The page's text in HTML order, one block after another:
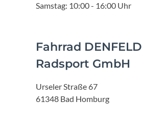
Samstag: 10:00 - 16:00 Uhr
Fahrrad DENFELD
Radsport GmbH
Urseler Straße 67
61348 Bad Homburg